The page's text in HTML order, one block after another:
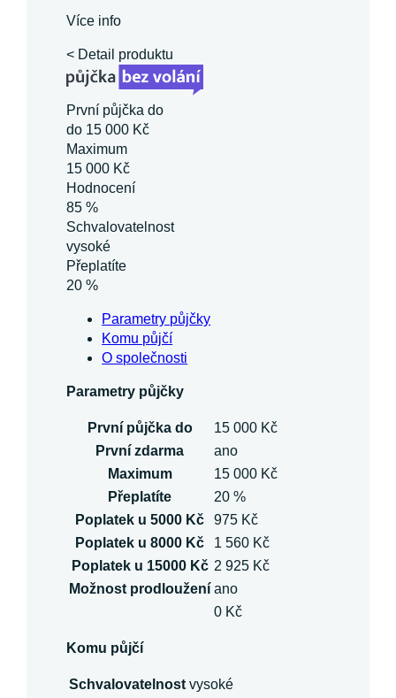
Více info
< Detail produktu
První půjčka do
do 15 000 Kč
Maximum
15 000 Kč
Hodnocení
85 %
Schvalovatelnost
vysoké
Přeplatíte
20 %
Parametry půjčky
Komu půjčí
O společnosti
Parametry půjčky
První půjčka do
15 000 Kč
První zdarma
ano
Maximum
15 000 Kč
Přeplatíte
20 %
Poplatek u 5000 Kč
975 Kč
Poplatek u 8000 Kč
1 560 Kč
Poplatek u 15000 Kč 2 925 Kč
Možnost prodloužení ano
0 Kč
Komu půjčí
Schvalovatelnost vysoké